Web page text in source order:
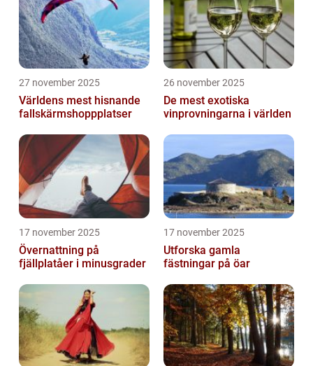
27 november 2025
Världens mest hisnande
fallskärmshoppplatser
26 november 2025
De mest exotiska
vinprovningarna i världen
17 november 2025
Övernattning på
fjällplatåer i minusgrader
17 november 2025
Utforska gamla
fästningar på öar